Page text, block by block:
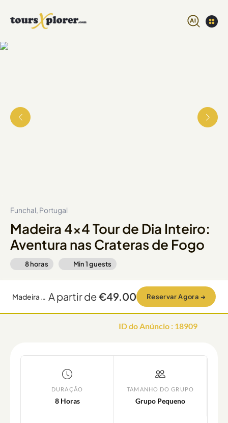
Funchal, Portugal
Madeira 4x4 Tour de Dia Inteiro:
Aventura nas Crateras de Fogo
8 horas Min1guests
Madeira 4x4 Tour de Dia Inteiro: Aventura nas Crateras de Fogo A partir de€49.00 Reservar Agora →
ID do Anúncio : 18909
DURAÇÃO
8 Horas
TAMANHO DO GRUPO
Grupo Pequeno